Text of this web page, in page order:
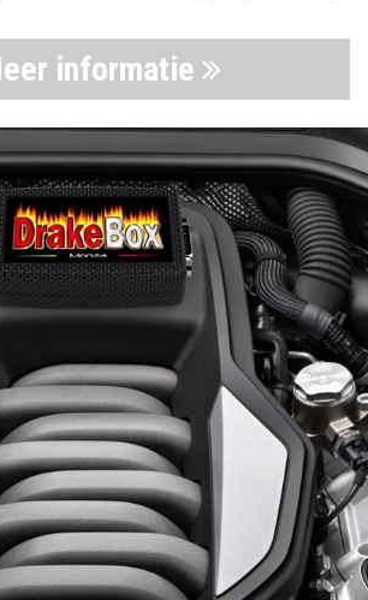
informatie